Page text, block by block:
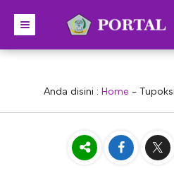
BERITA
PROFIL
KONSENTRASI KEAHLIAN
Anda disini : Home -